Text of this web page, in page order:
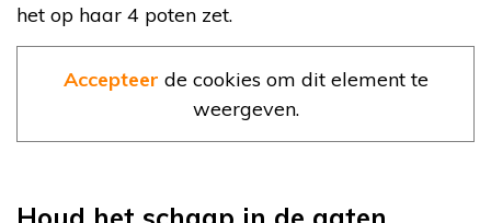
het op haar 4 poten zet.
Accepteer de cookies om dit element te
weergeven.